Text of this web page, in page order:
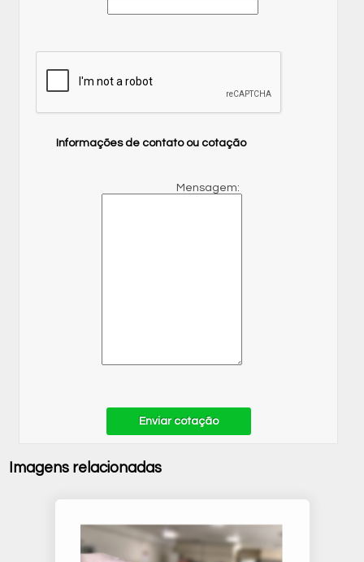
Informações de contato ou cotação
Mensagem:
Enviar cotação
Imagens relacionadas